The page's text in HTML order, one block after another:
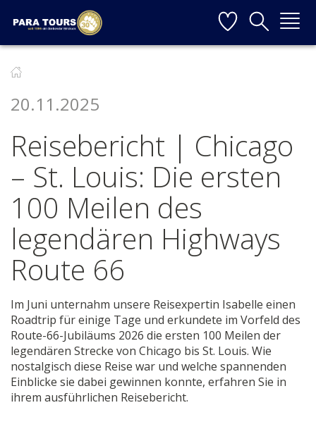
Startseite
Weiter zur Hauptnavigation
Weiter zum Inhalt
Weiter zur Kontaktseite
20.11.2025
Reisebericht | Chicago
– St. Louis: Die ersten
100 Meilen des
legendären Highways
Route 66
Im Juni unternahm unsere Reisexpertin Isabelle einen
Roadtrip für einige Tage und erkundete im Vorfeld des
Route-66-Jubiläums 2026 die ersten 100 Meilen der
legendären Strecke von Chicago bis St. Louis. Wie
nostalgisch diese Reise war und welche spannenden
Einblicke sie dabei gewinnen konnte, erfahren Sie in
ihrem ausführlichen Reisebericht.